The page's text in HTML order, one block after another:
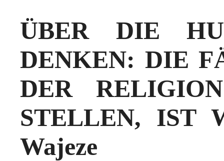
ÜBER DIE
DENKEN: DIE
DER
STELLEN, IST
Wajeze